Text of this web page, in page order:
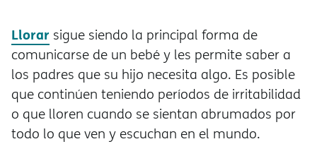
Llorar sigue siendo la principal forma de
comunicarse de un bebé y les permite saber a
los padres que su hijo necesita algo. Es posible
que continúen teniendo períodos de irritabilidad
o que lloren cuando se sientan abrumados por
todo lo que ven y escuchan en el mundo.